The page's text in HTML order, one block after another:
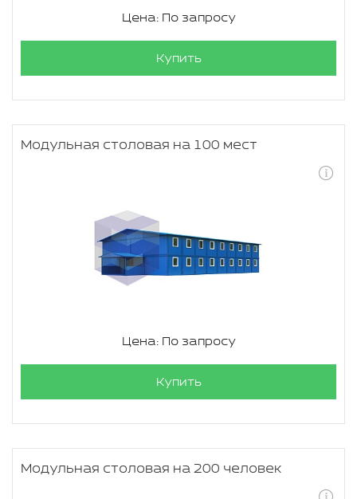
Цена: По запросу
Купить
Модульная столовая на 100 мест
Цена: По запросу
Купить
Модульная столовая на 200 человек